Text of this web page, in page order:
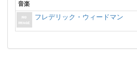
音楽
フレデリック・ウィードマン